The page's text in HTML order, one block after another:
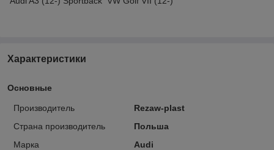
Характеристики
Основные
Производитель
Rezaw-plast
Страна производитель
Польша
Марка
Audi